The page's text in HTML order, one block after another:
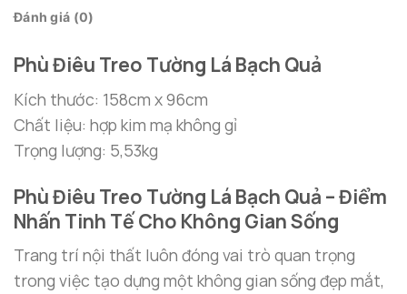
Đánh giá (0)
Phù Điêu Treo Tường Lá Bạch Quả
Kích thước: 158cm x 96cm
Chất liệu: hợp kim mạ không gỉ
Trọng lượng: 5,53kg
Phù Điêu Treo Tường Lá Bạch Quả – Điểm
Nhấn Tinh Tế Cho Không Gian Sống
Trang trí nội thất luôn đóng vai trò quan trọng
trong việc tạo dựng một không gian sống đẹp mắt,